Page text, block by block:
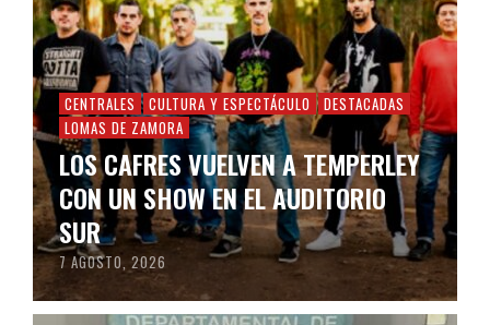
CENTRALES CULTURA Y ESPECTÁCULO
DESTACADAS
LOMAS DE ZAMORA
LOS CAFRES VUELVEN A TEMPERLEY
CON UN SHOW EN EL AUDITORIO
SUR
7 AGOSTO, 2026